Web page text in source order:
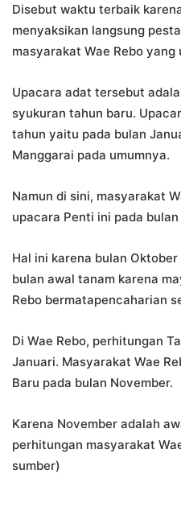
Disebut waktu terbaik
menyaksikan langsung
masyarakat Wae Rebo yang
Upacara adat tersebut
syukuran tahun baru.
tahun yaitu pada bulan
Manggarai pada umumnya.
Namun di sini, masyarakat
upacara Penti ini pada
Hal ini karena bulan
bulan awal tanam karena
Rebo bermatapencaharian
Di Wae Rebo, perhitungan
Januari. Masyarakat Wae
Baru pada bulan November.
Karena November adalah
perhitungan masyarakat
sumber)